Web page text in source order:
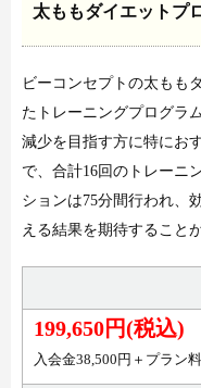
太ももダイエットプ
ビーコンセプトの太もも
たトレーニングプログラ
減少を目指す方に特にお
で、合計16回のトレーニ
ションは75分間行われ、
える結果を期待すること
199,650円(税込)
入会金38,500円＋プラン